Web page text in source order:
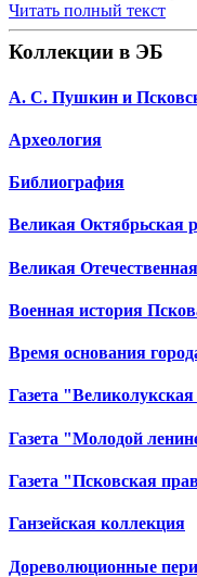
Читать полный текст
Коллекции в ЭБ
А. С. Пушкин и
Археология
Библиография
Великая Октябрьская
Великая
Военная история
Время основания
Газета
Газета "Молодой
Газета "Псковская
Ганзейская коллекция
Дореволюционные